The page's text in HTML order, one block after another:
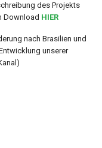
des Projekts
Download HIER
nach Brasilien und
unserer